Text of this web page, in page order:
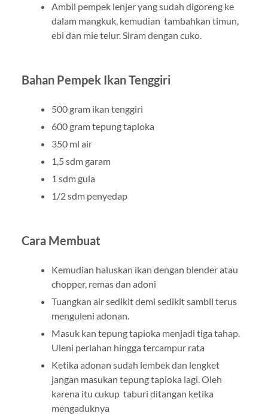
Ambil pempek lenjer yang sudah digoreng ke
dalam mangkuk, kemudian tambahkan timun,
ebi dan mie telur. Siram dengan cuko.
Bahan Pempek Ikan Tenggiri
500 gram ikan tenggiri
600 gram tepung tapioka
350 ml air
1,5 sdm garam
1 sdm gula
1/2 sdm penyedap
Cara Membuat
Kemudian haluskan ikan dengan blender atau
chopper, remas dan adoni
Tuangkan air sedikit demi sedikit sambil terus
menguleni adonan.
Masuk kan tepung tapioka menjadi tiga tahap.
Uleni perlahan hingga tercampur rata
Ketika adonan sudah lembek dan lengket
jangan masukan tepung tapioka lagi. Oleh
karena itu cukup taburi ditangan ketika
mengaduknya